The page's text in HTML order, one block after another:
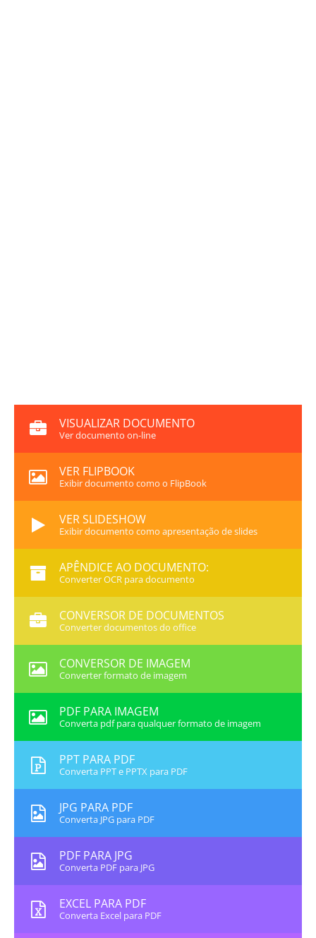
VISUALIZAR DOCUMENTO
Ver documento on-line
VER FLIPBOOK
Exibir documento como o FlipBook
VER SLIDESHOW
Exibir documento como apresentação de slides
APÊNDICE AO DOCUMENTO:
Converter OCR para documento
CONVERSOR DE DOCUMENTOS
Converter documentos do office
CONVERSOR DE IMAGEM
Converter formato de imagem
PDF PARA IMAGEM
Converta pdf para qualquer formato de imagem
PPT PARA PDF
Converta PPT e PPTX para PDF
JPG PARA PDF
Converta JPG para PDF
PDF PARA JPG
Converta PDF para JPG
EXCEL PARA PDF
Converta Excel para PDF